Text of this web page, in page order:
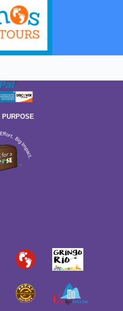
PURPOSE